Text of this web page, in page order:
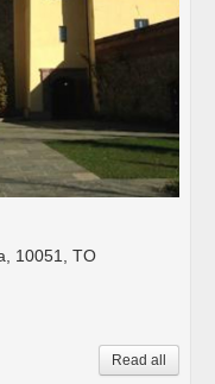
10051, TO
Read all